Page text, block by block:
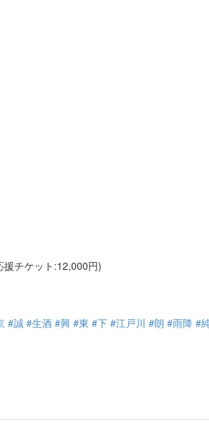
チケット:12,000円)
#誠 #生酒 #興 #東 #下 #江戸川 #朗 #雨降 #